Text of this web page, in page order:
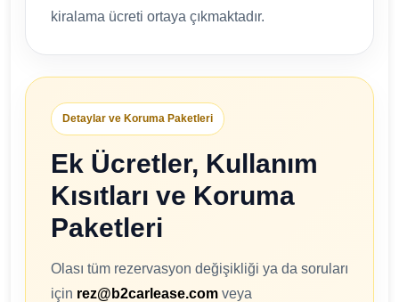
kiralama ücreti ortaya çıkmaktadır.
Detaylar ve Koruma Paketleri
Ek Ücretler, Kullanım
Kısıtları ve Koruma
Paketleri
Olası tüm rezervasyon değişikliği ya da soruları
için rez@b2carlease.com veya